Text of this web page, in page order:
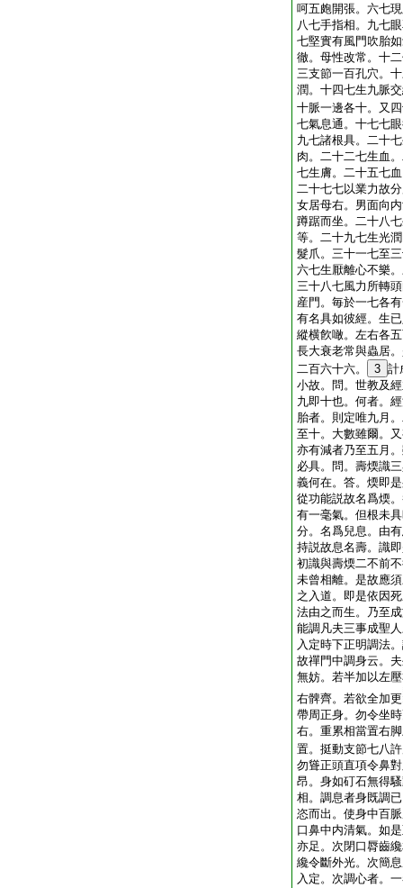
呵五皰開張。六七
八七手指相。九七
七堅實有風門吹胎
徹。母性改常。十
三支節一百孔穴。
潤。十四七生九脈
十脈一邊各十。又
七氣息通。十七七
九七諸根具。二十
肉。二十二七生血
七生膚。二十五七
二十七七以業力故
女居母右。男面向
蹲踞而坐。二十八
等。二十九七生光
髮爪。三十一七至
六七生厭離心不樂
三十八七風力所轉
産門。毎於一七各
有名具如彼經。生
縱横飮噉。左右各
長大衰老常與蟲居
二百六十六。
3 計
小故。問。世教及
九即十也。何者。
胎者。則定唯九月
至十。大數雖爾。
亦有減者乃至五月
必具。問。壽煗識
義何在。答。煗即
從功能説故名爲煗
有一毫氣。但根未
分。名爲兒息。由
持説故息名壽。識
初識與壽煗二不前
未曾相離。是故應
之入道。即是依因
法由之而生。乃至
能調凡夫三事成聖
入定時下正明調法
故禪門中調身云。
無妨。若半加以左
右髀齊。若欲全加更
帶周正身。勿令坐
右。重累相當置右
置。挺動支節七八
勿聳正頭直項令鼻
昂。身如矴石無得
相。調息者身既調
恣而出。使身中百
口鼻中内清氣。如
亦足。次閉口脣齒
纔令斷外光。次簡
入定。次調心者。